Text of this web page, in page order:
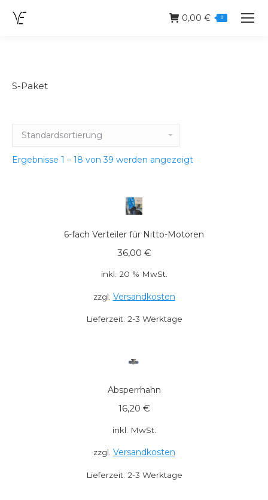
0,00 € 0
S-Paket
Ergebnisse 1 – 18 von 39 werden angezeigt
6-fach Verteiler für Nitto-Motoren
36,00 €
inkl. 20 % MwSt.
zzgl. Versandkosten
Lieferzeit: 2-3 Werktage
Absperrhahn
16,20 €
inkl. MwSt.
zzgl. Versandkosten
Lieferzeit: 2-3 Werktage